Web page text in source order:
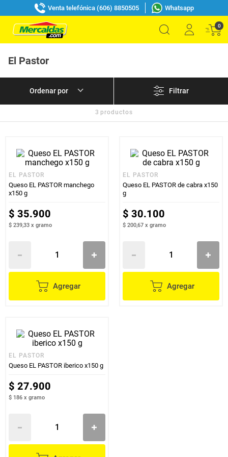
Venta telefónica (606) 8850505 Whatsapp
0
El Pastor
Filtrar
3 productos
EL PASTOR
Queso EL PASTOR manchego
x150 g
$ 35.900
$ 239,33 x gramo
Agregar
EL PASTOR
Queso EL PASTOR de cabra x150
g
$ 30.100
$ 200,67 x gramo
Agregar
EL PASTOR
Queso EL PASTOR iberico x150 g
$ 27.900
$ 186 x gramo